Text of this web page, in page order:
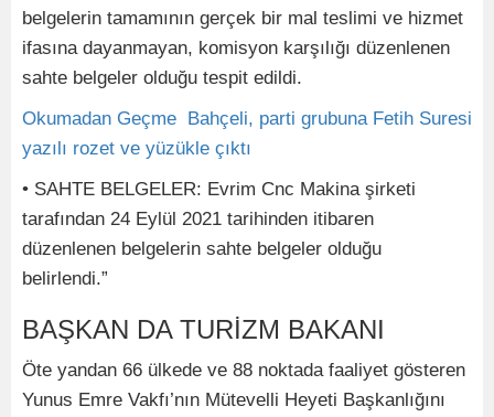
belgelerin tamamının gerçek bir mal teslimi ve hizmet
ifasına dayanmayan, komisyon karşılığı düzenlenen
sahte belgeler olduğu tespit edildi.
Okumadan Geçme Bahçeli, parti grubuna Fetih Suresi
yazılı rozet ve yüzükle çıktı
• SAHTE BELGELER: Evrim Cnc Makina şirketi
tarafından 24 Eylül 2021 tarihinden itibaren
düzenlenen belgelerin sahte belgeler olduğu
belirlendi.”
BAŞKAN DA TURİZM BAKANI
Öte yandan 66 ülkede ve 88 noktada faaliyet gösteren
Yunus Emre Vakfı’nın Mütevelli Heyeti Başkanlığını